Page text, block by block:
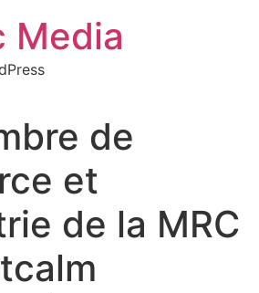
Media
de
et
de la MRC